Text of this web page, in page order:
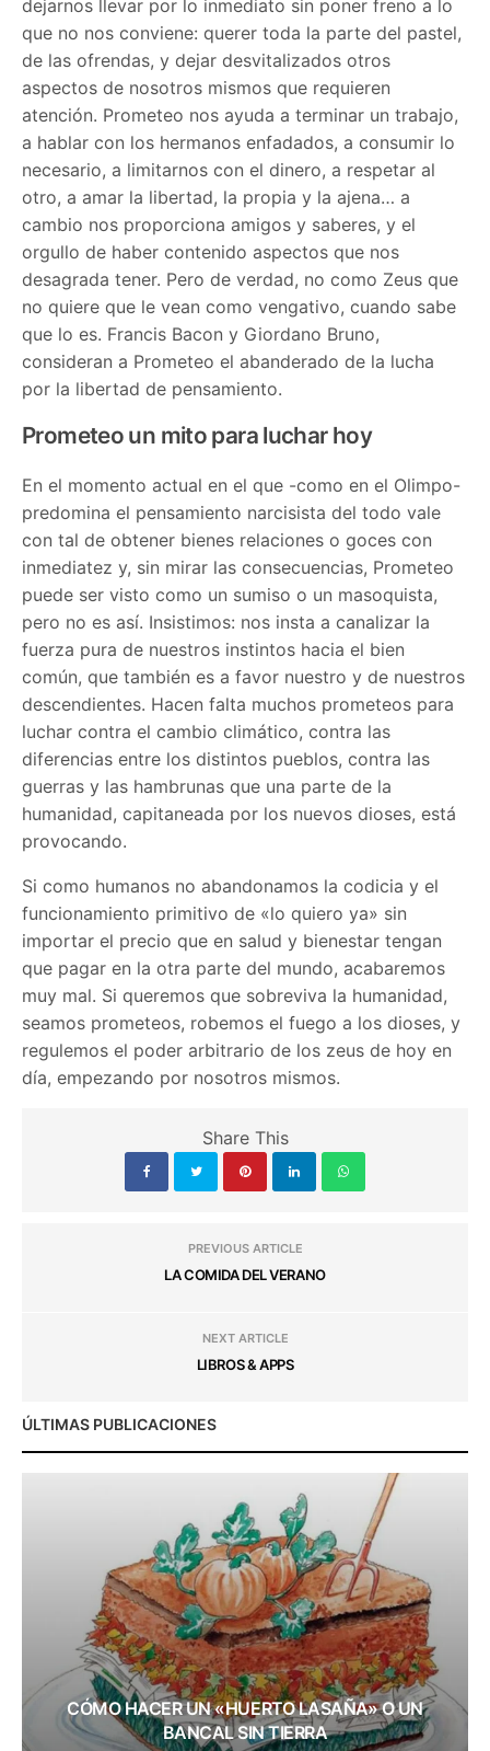
dejarnos llevar por lo inmediato sin poner freno a lo
que no nos conviene: querer toda la parte del pastel,
de las ofrendas, y dejar desvitalizados otros
aspectos de nosotros mismos que requieren
atención. Prometeo nos ayuda a terminar un trabajo,
a hablar con los hermanos enfadados, a consumir lo
necesario, a limitarnos con el dinero, a respetar al
otro, a amar la libertad, la propia y la ajena… a
cambio nos proporciona amigos y saberes, y el
orgullo de haber contenido aspectos que nos
desagrada tener. Pero de verdad, no como Zeus que
no quiere que le vean como vengativo, cuando sabe
que lo es. Francis Bacon y Giordano Bruno,
consideran a Prometeo el abanderado de la lucha
por la libertad de pensamiento.
Prometeo un mito para luchar hoy
En el momento actual en el que -como en el Olimpo-
predomina el pensamiento narcisista del todo vale
con tal de obtener bienes relaciones o goces con
inmediatez y, sin mirar las consecuencias, Prometeo
puede ser visto como un sumiso o un masoquista,
pero no es así. Insistimos: nos insta a canalizar la
fuerza pura de nuestros instintos hacia el bien
común, que también es a favor nuestro y de nuestros
descendientes. Hacen falta muchos prometeos para
luchar contra el cambio climático, contra las
diferencias entre los distintos pueblos, contra las
guerras y las hambrunas que una parte de la
humanidad, capitaneada por los nuevos dioses, está
provocando.
Si como humanos no abandonamos la codicia y el
funcionamiento primitivo de «lo quiero ya» sin
importar el precio que en salud y bienestar tengan
que pagar en la otra parte del mundo, acabaremos
muy mal. Si queremos que sobreviva la humanidad,
seamos prometeos, robemos el fuego a los dioses, y
regulemos el poder arbitrario de los zeus de hoy en
día, empezando por nosotros mismos.
Share This
PREVIOUS ARTICLE
LA COMIDA DEL VERANO
NEXT ARTICLE
LIBROS & APPS
ÚLTIMAS PUBLICACIONES
CÓMO HACER UN «HUERTO LASAÑA» O UN
BANCAL SIN TIERRA